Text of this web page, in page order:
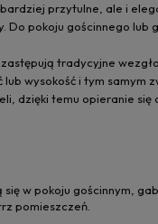
przytulne, ale i
Do pokoju gościnnego lub
tradycyjne
wysokość i tym samym
dzięki temu opieranie się
w pokoju gościnnym,
pomieszczeń.